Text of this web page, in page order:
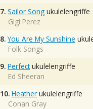
7. Sailor Song ukulelengriffe
Gigi Perez
8. You Are My Sunshine
Folk Songs
9. Perfectukulelengriffe
Ed Sheeran
10. Heather ukulelengriffe
Conan Gray